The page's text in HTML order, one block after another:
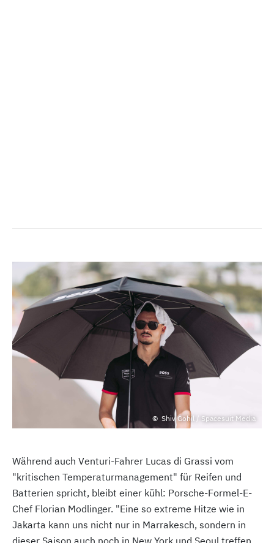
Shiv Gohil / Spacesuit Media
Während auch Venturi-Fahrer Lucas di Grassi vom
"kritischen Temperaturmanagement" für Reifen und
Batterien spricht, bleibt einer kühl: Porsche-Formel-E-
Chef Florian Modlinger. "Eine so extreme Hitze wie in
Jakarta kann uns nicht nur in Marrakesch, sondern in